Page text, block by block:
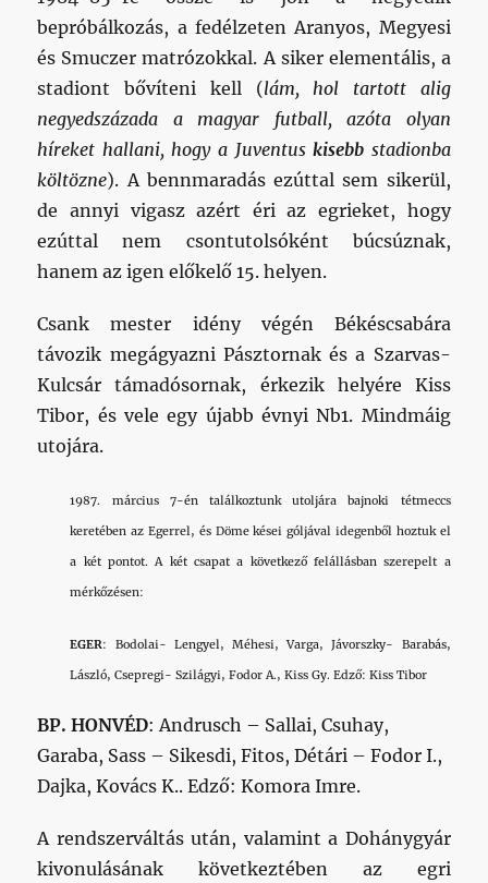
bepróbálkozás, a fedélzeten Aranyos, Megyesi
és Smuczer matrózokkal. A siker elementális, a
stadiont bővíteni kell (lám, hol tartott alig
negyedszázada a magyar futball, azóta olyan
híreket hallani, hogy a Juventuskisebb stadionba
költözne). A bennmaradás ezúttal sem sikerül,
de annyi vigasz azért éri az egrieket, hogy
ezúttal nem csontutolsóként búcsúznak,
hanem az igen előkelő 15. helyen.
Csank mester idény végén Békéscsabára
távozik megágyazni Pásztornak és a Szarvas-
Kulcsár támadósornak, érkezik helyére Kiss
Tibor, és vele egy újabb évnyi Nb1. Mindmáig
utojára.
1987. március 7-én találkoztunk utoljára bajnoki tétmeccs
keretében az Egerrel, és Döme kései góljával idegenből hoztuk el
a két pontot. A két csapat a következő felállásban szerepelt a
mérkőzésen:
EGER: Bodolai- Lengyel, Méhesi, Varga, Jávorszky- Barabás,
László, Csepregi- Szilágyi, Fodor A., Kiss Gy. Edző: Kiss Tibor
BP. HONVÉD: Andrusch – Sallai, Csuhay,
Garaba, Sass – Sikesdi, Fitos, Détári – Fodor I.,
Dajka, Kovács K.. Edző: Komora Imre.
A rendszerváltás után, valamint a Dohánygyár
kivonulásának következtében az egri